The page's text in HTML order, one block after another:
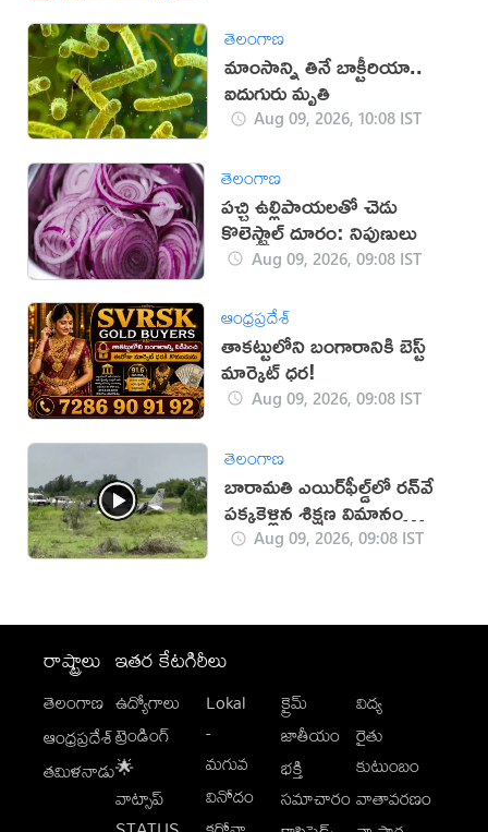
తెలంగాణ
మాంసాన్ని తినే బాక్టీరియా..
ఐదుగురు మృతి
Aug 09, 2026, 10:08 IST
తెలంగాణ
పచ్చి ఉల్లిపాయలతో చెడు
కొలెస్ట్రాల్ దూరం: నిపుణులు
Aug 09, 2026, 09:08 IST
ఆంధ్రప్రదేశ్
తాకట్టులోని బంగారానికి బెస్ట్
మార్కెట్ ధర!
Aug 09, 2026, 09:08 IST
తెలంగాణ
బారామతి ఎయిర్‌ఫీల్డ్‌లో రన్‌వే
పక్కకెళ్లిన శిక్షణ విమానం
(వీడియో)
Aug 09, 2026, 09:08 IST
రాష్ట్రాలు
తెలంగాణ
ఆంధ్రప్రదేశ్
తమిళనాడు
ఇతర కేటగిరీలు
ఉద్యోగాలు
ట్రెండింగ్
🌟
వాట్సాప్
Lokal
-
మగువ
వినోదం
క్రైమ్
జాతీయం
భక్తి
సమాచారం
విద్య
రైతు
కుటుంబం
వాతావరణం